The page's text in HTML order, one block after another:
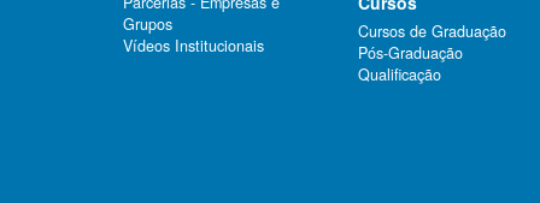
Grupos
Vídeos Institucionais
Cursos de Graduação
Pós-Graduação
Qualificação